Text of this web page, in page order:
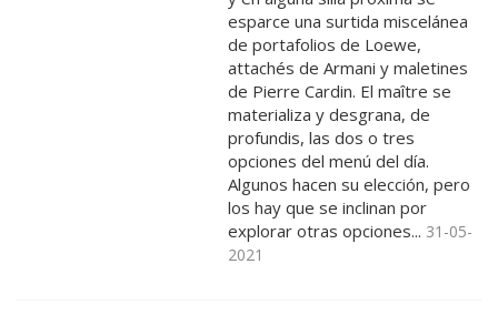
esparce una surtida miscelánea
de portafolios de Loewe,
attachés de Armani y maletines
de Pierre Cardin. El maître se
materializa y desgrana, de
profundis, las dos o tres
opciones del menú del día.
Algunos hacen su elección, pero
los hay que se inclinan por
explorar otras opciones... 31-05-
2021